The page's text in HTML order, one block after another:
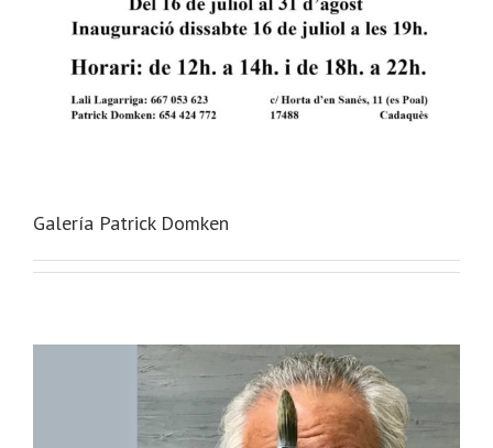
Galería Patrick Domken